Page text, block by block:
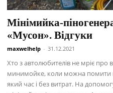
Мінімийка-
«Мусон». Відгуки
maxwelhelp - 31.12.2021
Хто з автолюбителів не мріє про
минимойке, коли можна помити
який час і без витрат. На